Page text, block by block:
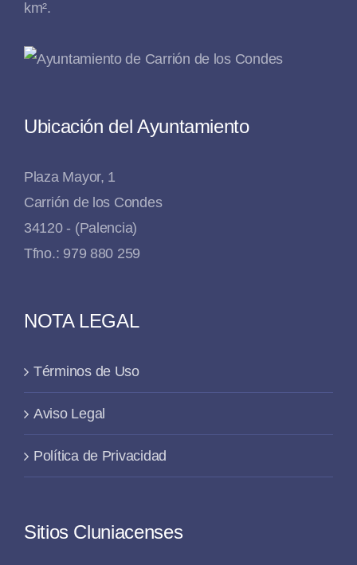
km².
Ubicación del Ayuntamiento
Plaza Mayor, 1
Carrión de los Condes
34120 - (Palencia)
Tfno.: 979 880 259
NOTA LEGAL
Términos de Uso
Aviso Legal
Política de Privacidad
Sitios Cluniacenses